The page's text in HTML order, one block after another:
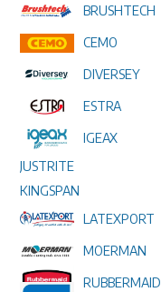
BRUSHTECH
CEMO
DIVERSEY
ESTRA
IGEAX
JUSTRITE
KINGSPAN
LATEXPORT
MOERMAN
RUBBERMAID